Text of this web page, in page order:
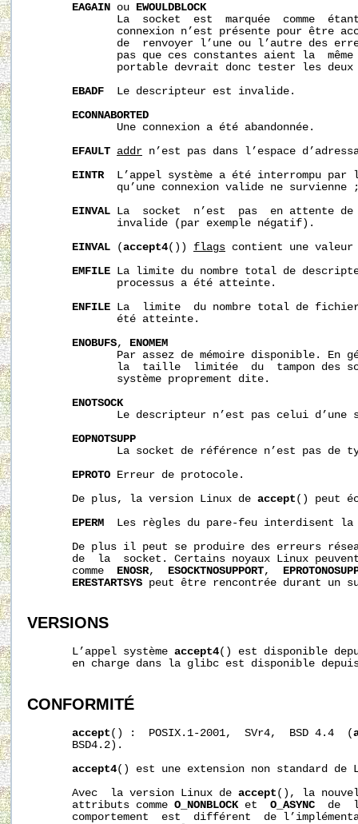
EAGAIN ou EWOULDBLOCK
La  socket  est  marquée  comme
connexion n’est présente pour être
de  renvoyer l’une ou l’autre des
pas que ces constantes aient la
portable devrait donc tester les deux
EBADF
  Le descripteur est invalide.
ECONNABORTED
              Une connexion a été abandonnée.
EFAULT addr n’est pas dans l’espace
EINTR
L’appel système a été interrompu par
qu’une connexion valide ne survienne
EINVAL La  socket  n’est  pas  en attente de
              invalide (par exemple négatif).
EINVAL (accept4()) flags contient une
EMFILE La limite du nombre total de
              processus a été atteinte.
ENFILE La  limite  du nombre total de
              été atteinte.
ENOBUFS, ENOMEM
Par assez de mémoire disponible. En
la  taille  limitée  du  tampon des
              système proprement dite.
ENOTSOCK
Le descripteur n’est pas celui d’une
EOPNOTSUPP
La socket de référence n’est pas de
EPROTO Erreur de protocole.
       De plus, la version Linux de
accept () peut
EPERM
Les règles du pare-feu interdisent la
De plus il peut se produire des erreurs
de  la  socket. Certains noyaux Linux
       comme
ENOSR, ESOCKTNOSUPPORT,
ERESTARTSYS peut être rencontrée durant un
VERSIONS
       L’appel système
accept4() est disponible
en charge dans la glibc est disponible
CONFORMITÉ
accept () :  POSIX.1-2001,  SVr4,  BSD 4.4  (
       BSD4.2).
accept4() est une extension non standard de
       Avec  la version Linux de
accept (), la
       attributs comme
O_NONBLOCK et O_ASYNC
de
comportement  est  différent  de